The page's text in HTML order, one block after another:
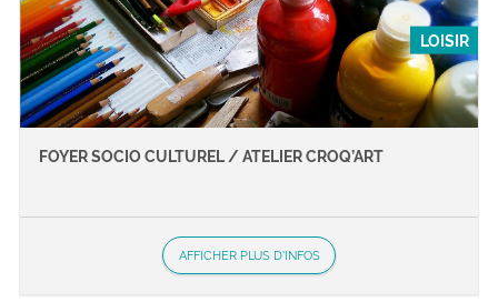
LOISIR
FOYER SOCIO CULTUREL / ATELIER CROQ’ART
AFFICHER PLUS D'INFOS